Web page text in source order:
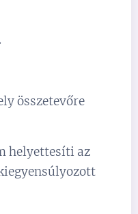
összetevőre
helyettesíti az